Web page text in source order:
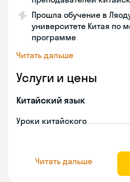
Прошла обучение в
университете Китая по
программе
Читать дальше
Услуги и цены
Китайский язык
Уроки китайского
Читать дальше